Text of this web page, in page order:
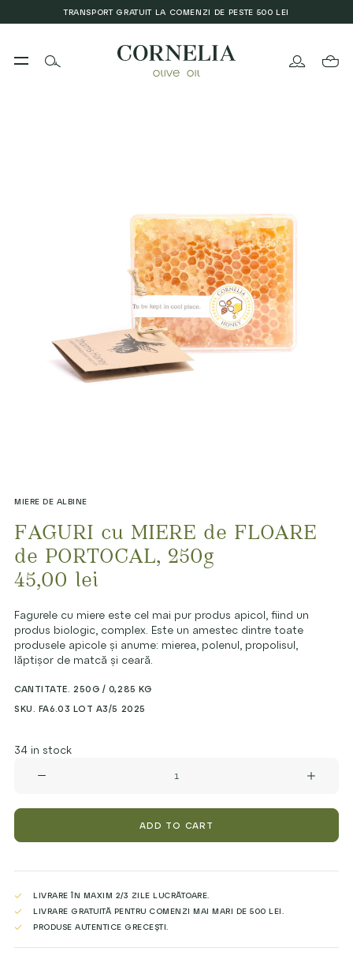
TRANSPORT GRATUIT LA COMENZI DE PESTE 500 LEI
MIERE DE ALBINE
FAGURI cu MIERE de FLOARE
de PORTOCAL, 250g
45,00 lei
Fagurele cu miere este cel mai pur produs apicol, fiind un
produs biologic, complex. Este un amestec dintre toate
produsele apicole și anume: mierea, polenul, propolisul,
lăptișor de matcă și ceară.
CANTITATE. 250G / 0,285 KG
SKU. FA6.03 LOT A3/5 2025
34 in stock
de
de
250g
ADD TO CART
LIVRARE ÎN MAXIM 2/3 ZILE LUCRĂTOARE.
LIVRARE GRATUITĂ PENTRU COMENZI MAI MARI DE 500 LEI.
PRODUSE AUTENTICE GRECEȘTI.